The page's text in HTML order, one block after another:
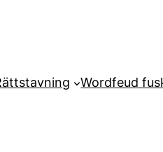
Wordfeud